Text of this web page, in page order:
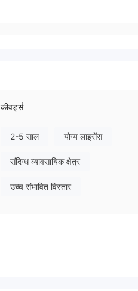
कीवर्ड्स
2-5 साल योग्य लाइसेंस
संदिग्ध व्यावसायिक क्षेत्र
उच्च संभावित विस्तार